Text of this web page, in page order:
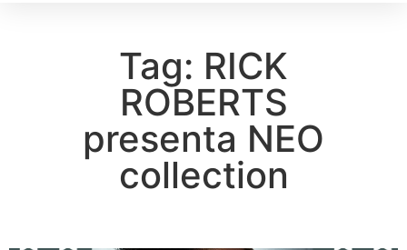
Tag: RICK
ROBERTS
presenta NEO
collection